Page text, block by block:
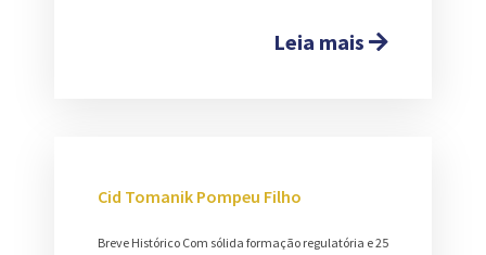
Leia mais
Cid Tomanik Pompeu Filho
Breve Histórico Com sólida formação regulatória e 25